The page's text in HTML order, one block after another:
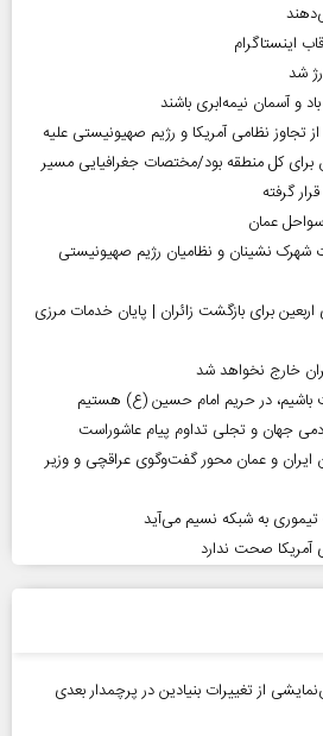
اینستاگرام
شد
و آسمان نیمه‌ابری باشند
تجاوز نظامی آمریکا و رژیم صهیونیستی علیه
برای کل منطقه بود/مختصات جغرافیایی مسیر
گرفته
سواحل عمان
شهرک نشینان و نظامیان رژیم صهیونیستی
برای بازگشت زائران | پایان خدمات مرزی
خارج نخواهد شد
در حریم امام حسین (ع) هستیم
جهان و تجلی تداوم پیام عاشوراست
ایران و عمان محور گفت‌وگوی عراقچی و وزیر
به شبکه نسیم می‌آید
آمریکا صحت ندارد
پیش‌نمایشی از تغییرات بنیادین در پرچمدار بعدی